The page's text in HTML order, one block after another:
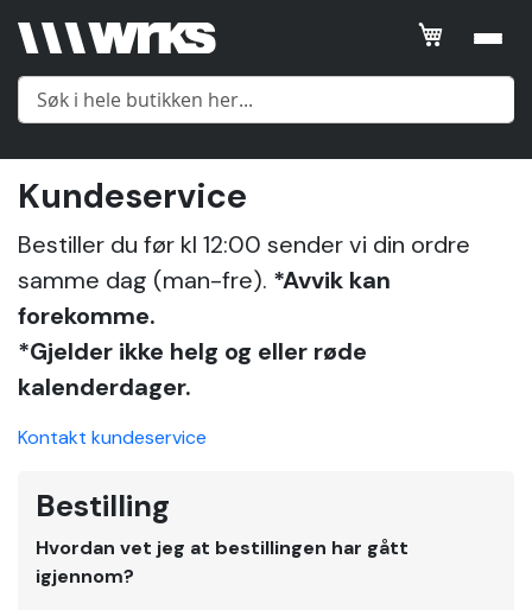
Meny
Yttertøy
Mellomlag
Tilbehør
Sko
Kundeservice
Bestiller du før kl 12:00 sender vi din ordre
samme dag (man-fre). *Avvik kan
forekomme.
*Gjelder ikke helg og eller røde
kalenderdager.
Kontakt kundeservice
Bestilling
Hvordan vet jeg at bestillingen har gått
igjennom?